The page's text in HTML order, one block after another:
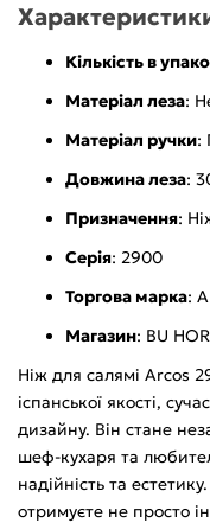
Кількість в
Матеріал леза:
Матеріал ручки:
Довжина леза:
Призначення:
Серія: 2900
Торгова марка:
Магазин: BU
Ніж для салямі Arcos
іспанської якості,
дизайну. Він стане
шеф-кухаря та
надійність та
отримуєте не просто